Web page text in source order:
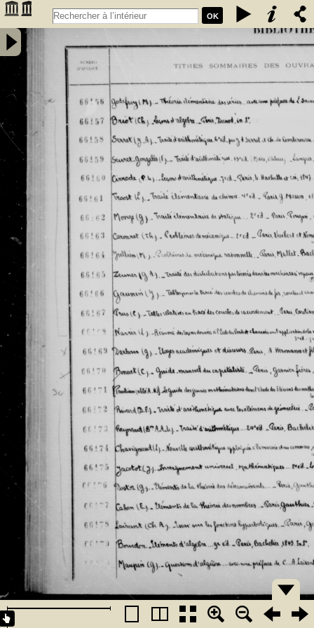
OK
Inventaire des fonds patrimoniaux lettres et sciences des
bibliothèques universitaires de Bordeaux. Registre 46. Numéros
d'inventaire de FR 66156 à FR 67930 - Université de Bordeaux
(1441-1970)